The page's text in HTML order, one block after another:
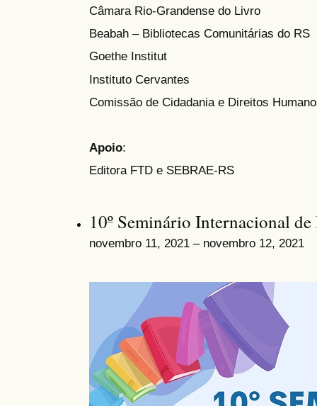
Câmara Rio-Grandense do Livro
Beabah – Bibliotecas Comunitárias do RS
Goethe Institut
Instituto Cervantes
Comissão de Cidadania e Direitos
Apoio:
Editora FTD e SEBRAE-RS
10º Seminário Internacional
novembro 11, 2021 – novembro 12, 2021